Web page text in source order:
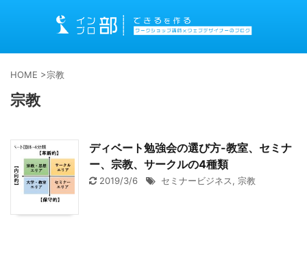
HOME >宗教
宗教
ディベート勉強会の選び方-教室、セミナ
ー、宗教、サークルの4種類
2019/3/6 セミナービジネス, 宗教